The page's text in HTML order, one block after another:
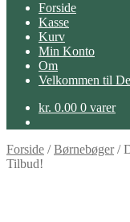
Forside
Kasse
Kurv
Min Konto
Om
Velkommen til
kr. 0.00 0 varer
Forside /Børnebøger/
Tilbud!